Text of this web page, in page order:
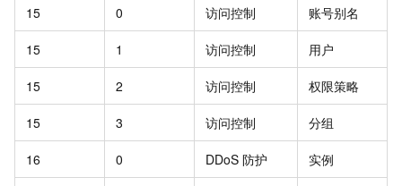
15 0 访问控制 账号别名
15 1 访问控制 用户
15 2 访问控制 权限策略
15 3 访问控制 分组
16 0 DDoS 防护 实例